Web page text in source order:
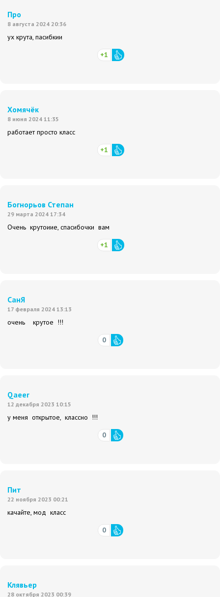
Про
8 августа 2024 20:36
ух крута, пасибкии
+1
Хомячёк
8 июня 2024 11:35
работает просто класс
+1
Богнорьов Степан
29 марта 2024 17:34
Очень крутоиие, спасибочки вам
+1
СанЯ
17 февраля 2024 13:13
очень крутое !!!
0
Qaeer
12 декабря 2023 10:15
у меня открытое, классно !!!
0
Пит
22 ноября 2023 00:21
качайте, мод класс
0
Клявьер
28 октября 2023 00:39